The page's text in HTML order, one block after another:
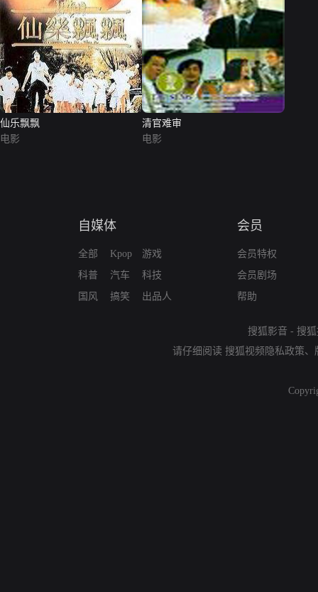
仙乐飘飘
电影
清官难审
电影
自媒体
全部
科普
国风
Kpop
汽车
搞笑
游戏
科技
出品人
会员
会员特权
会员剧场
帮助
搜狐影音 - 搜
请仔细阅读 搜狐视频隐私政策、